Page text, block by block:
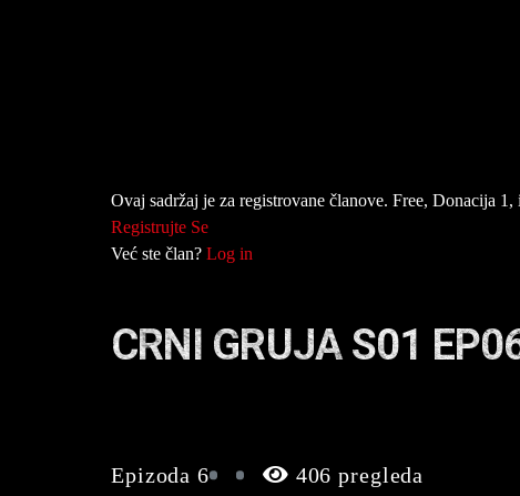
Ovaj sadržaj je za registrovane članove. Free, Donacija
Registrujte Se
Već ste član? Log in
CRNI GRUJA S01
Epizoda 6 406 pregleda